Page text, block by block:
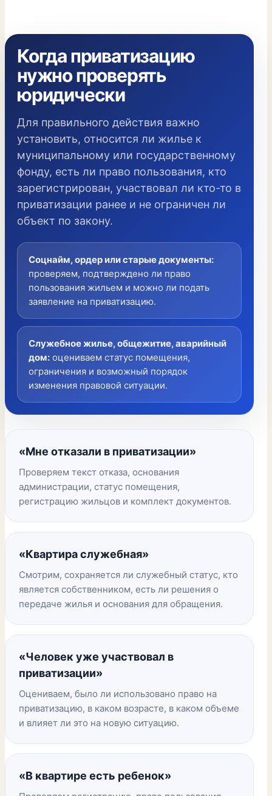
Когда приватизацию
нужно проверять
юридически
Для правильного действия важно
установить, относится ли жилье к
муниципальному или государственному
фонду, есть ли право пользования, кто
зарегистрирован, участвовал ли кто-то в
приватизации ранее и не ограничен ли
объект по закону.
Соцнайм, ордер или старые документы:
проверяем, подтверждено ли право
пользования жильем и можно ли подать
заявление на приватизацию.
Служебное жилье, общежитие, аварийный
дом: оцениваем статус помещения,
ограничения и возможный порядок
изменения правовой ситуации.
«Мне отказали в приватизации»
Проверяем текст отказа, основания
администрации, статус помещения,
регистрацию жильцов и комплект документов.
«Квартира служебная»
Смотрим, сохраняется ли служебный статус, кто
является собственником, есть ли решения о
передаче жилья и основания для обращения.
«Человек уже участвовал в
приватизации»
Оцениваем, было ли использовано право на
приватизацию, в каком возрасте, в каком объеме
и влияет ли это на новую ситуацию.
«В квартире есть ребенок»